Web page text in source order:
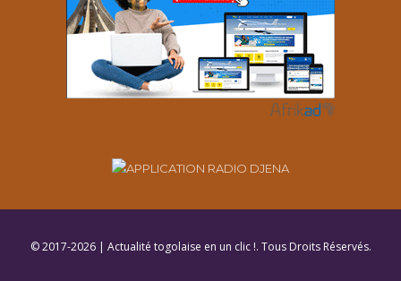
© 2017-2026 | Actualité togolaise en un clic !. Tous Droits Réservés.